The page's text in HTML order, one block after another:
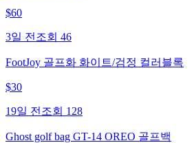
$60
3일 전 조회 46
FootJoy 골프화 화이트/검정 컬러블록
$30
19일 전 조회 128
Ghost golf bag GT-14 OREO 골프백